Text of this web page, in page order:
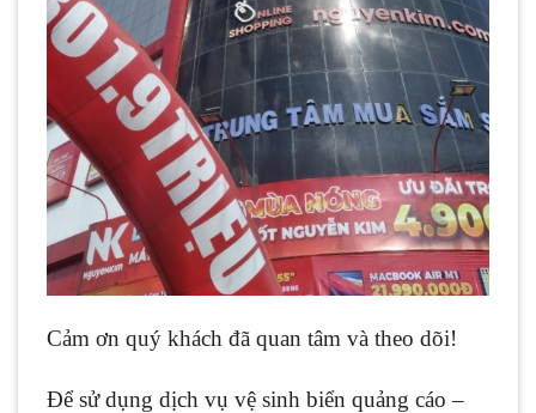
Cảm ơn quý khách đã quan tâm và theo dõi!
Để sử dụng dịch vụ vệ sinh biển quảng cáo –